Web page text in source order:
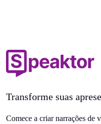
Transforme suas
Comece a criar narrações de